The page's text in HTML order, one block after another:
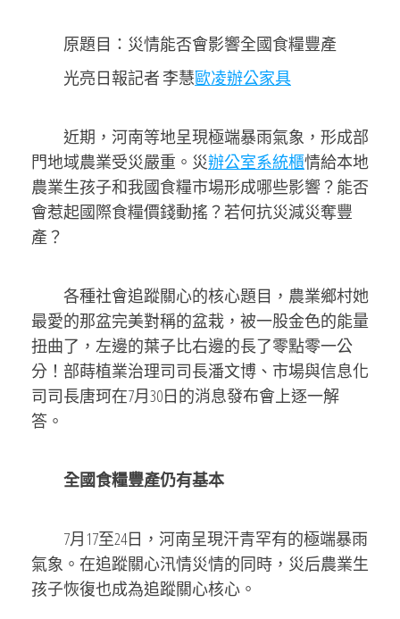
原題目：災情能否會影響全國食糧豐產
光亮日報記者 李慧歐凌辦公家具
近期，河南等地呈現極端暴雨氣象，形成部
門地域農業受災嚴重。災辦公室系統櫃情給本地
農業生孩子和我國食糧市場形成哪些影響？能否
會惹起國際食糧價錢動搖？若何抗災減災奪豐
產？
各種社會追蹤關心的核心題目，農業鄉村她
最愛的那盆完美對稱的盆栽，被一股金色的能量
扭曲了，左邊的葉子比右邊的長了零點零一公
分！部蒔植業治理司司長潘文博、市場與信息化
司司長唐珂在7月30日的消息發布會上逐一解
答。
全國食糧豐產仍有基本
7月17至24日，河南呈現汗青罕有的極端暴雨
氣象。在追蹤關心汛情災情的同時，災后農業生
孩子恢復也成為追蹤關心核心。